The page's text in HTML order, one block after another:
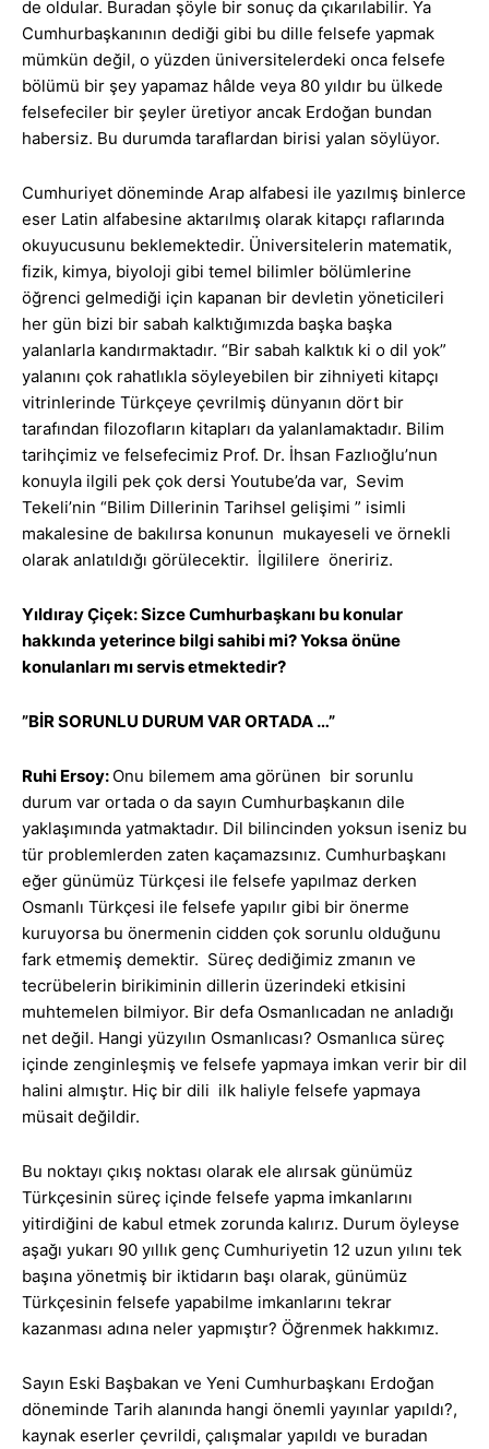
de oldular. Buradan şöyle bir sonuç da çıkarılabilir. Ya
Cumhurbaşkanının dediği gibi bu dille felsefe yapmak
mümkün değil, o yüzden üniversitelerdeki onca felsefe
bölümü bir şey yapamaz hâlde veya 80 yıldır bu ülkede
felsefeciler bir şeyler üretiyor ancak Erdoğan bundan
habersiz. Bu durumda taraflardan birisi yalan söylüyor.
Cumhuriyet döneminde Arap alfabesi ile yazılmış binlerce
eser Latin alfabesine aktarılmış olarak kitapçı raflarında
okuyucusunu beklemektedir. Üniversitelerin matematik,
fizik, kimya, biyoloji gibi temel bilimler bölümlerine
öğrenci gelmediği için kapanan bir devletin yöneticileri
her gün bizi bir sabah kalktığımızda başka başka
yalanlarla kandırmaktadır. “Bir sabah kalktık ki o dil yok”
yalanını çok rahatlıkla söyleyebilen bir zihniyeti kitapçı
vitrinlerinde Türkçeye çevrilmiş dünyanın dört bir
tarafından filozofların kitapları da yalanlamaktadır. Bilim
tarihçimiz ve felsefecimiz Prof. Dr. İhsan Fazlıoğlu’nun
konuyla ilgili pek çok dersi Youtube’da var, Sevim
Tekeli’nin “Bilim Dillerinin Tarihsel gelişimi ” isimli
makalesine de bakılırsa konunun mukayeseli ve örnekli
olarak anlatıldığı görülecektir. İlgililere öneririz.
Yıldıray Çiçek: Sizce Cumhurbaşkanı bu konular
hakkında yeterince bilgi sahibi mi? Yoksa önüne
konulanları mı servis etmektedir?
”BİR SORUNLU DURUM VAR ORTADA …”
Ruhi Ersoy: Onu bilemem ama görünen bir sorunlu
durum var ortada o da sayın Cumhurbaşkanın dile
yaklaşımında yatmaktadır. Dil bilincinden yoksun iseniz bu
tür problemlerden zaten kaçamazsınız. Cumhurbaşkanı
eğer günümüz Türkçesi ile felsefe yapılmaz derken
Osmanlı Türkçesi ile felsefe yapılır gibi bir önerme
kuruyorsa bu önermenin cidden çok sorunlu olduğunu
fark etmemiş demektir. Süreç dediğimiz zmanın ve
tecrübelerin birikiminin dillerin üzerindeki etkisini
muhtemelen bilmiyor. Bir defa Osmanlıcadan ne anladığı
net değil. Hangi yüzyılın Osmanlıcası? Osmanlıca süreç
içinde zenginleşmiş ve felsefe yapmaya imkan verir bir dil
halini almıştır. Hiç bir dili ilk haliyle felsefe yapmaya
müsait değildir.
Bu noktayı çıkış noktası olarak ele alırsak günümüz
Türkçesinin süreç içinde felsefe yapma imkanlarını
yitirdiğini de kabul etmek zorunda kalırız. Durum öyleyse
aşağı yukarı 90 yıllık genç Cumhuriyetin 12 uzun yılını tek
başına yönetmiş bir iktidarın başı olarak, günümüz
Türkçesinin felsefe yapabilme imkanlarını tekrar
kazanması adına neler yapmıştır? Öğrenmek hakkımız.
Sayın Eski Başbakan ve Yeni Cumhurbaşkanı Erdoğan
döneminde Tarih alanında hangi önemli yayınlar yapıldı?,
kaynak eserler çevrildi, çalışmalar yapıldı ve buradan